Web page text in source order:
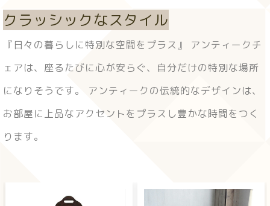
クラッシックなスタイル
『日々の暮らしに特別な空間をプラス』 アンティークチ
ェアは、座るたびに心が安らぐ、自分だけの特別な場所
になりそうです。 アンティークの伝統的なデザインは、
お部屋に上品なアクセントをプラスし豊かな時間をつく
ります。